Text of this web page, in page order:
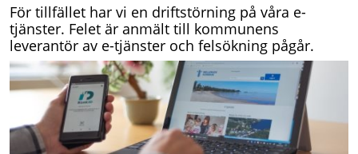
För tillfället har vi en driftstörning på våra e-
tjänster. Felet är anmält till kommunens
leverantör av e-tjänster och felsökning pågår.